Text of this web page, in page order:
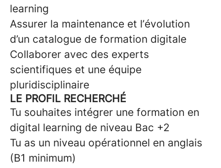
learning
Assurer la maintenance et l’évolution
d’un catalogue de formation digitale
Collaborer avec des experts
scientifiques et une équipe
pluridisciplinaire
LE PROFIL RECHERCHÉ
Tu souhaites intégrer une formation en
digital learning de niveau Bac +2
Tu as un niveau opérationnel en anglais
(B1 minimum)